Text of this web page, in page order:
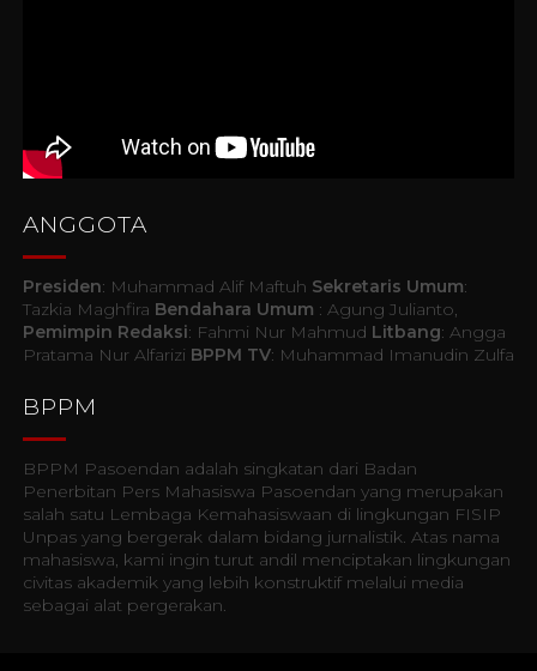
ANGGOTA
Presiden: Muhammad Alif Maftuh Sekretaris Umum:
Tazkia Maghfira Bendahara Umum : Agung Julianto,
Pemimpin Redaksi: Fahmi Nur Mahmud Litbang: Angga
Pratama Nur Alfarizi BPPM TV: Muhammad Imanudin Zulfa
BPPM
BPPM Pasoendan adalah singkatan dari Badan
Penerbitan Pers Mahasiswa Pasoendan yang merupakan
salah satu Lembaga Kemahasiswaan di lingkungan FISIP
Unpas yang bergerak dalam bidang jurnalistik. Atas nama
mahasiswa, kami ingin turut andil menciptakan lingkungan
civitas akademik yang lebih konstruktif melalui media
sebagai alat pergerakan.